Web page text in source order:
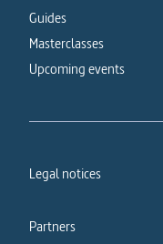
Guides
Masterclasses
Upcoming events
Legal notices
Partners